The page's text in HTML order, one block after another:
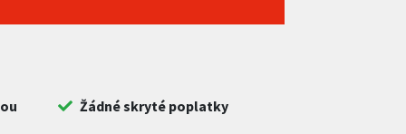
Žádné skryté poplatky